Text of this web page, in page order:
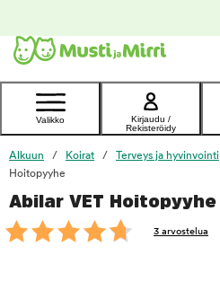
Ota yhteyttä
asiakaspalveluun
Valikko
Kirjaudu /
Rekisteröidy
Alkuun Koirat Terveys ja hyvinvointi
Hoitopyyhe
Abilar VET Hoitopyyhe
3 arvostelua
foo